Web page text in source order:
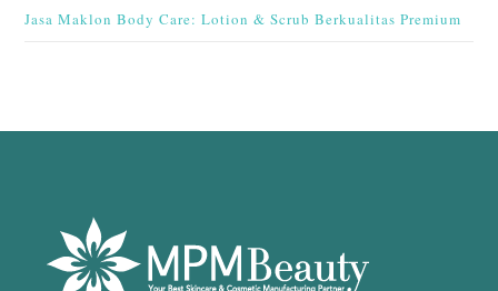
Jasa Maklon Body Care: Lotion & Scrub Berkualitas Premium